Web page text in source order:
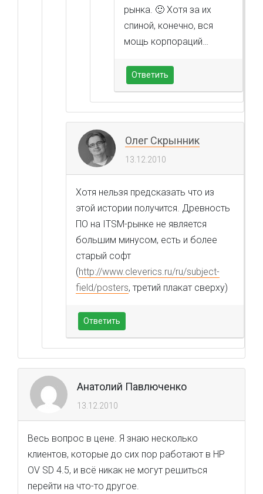
рынка. 🙂 Хотя за их
спиной, конечно, вся
мощь корпораций…
Ответить
Олег Скрынник
13.12.2010
Хотя нельзя предсказать что из
этой истории получится. Древность
ПО на ITSM-рынке не является
большим минусом, есть и более
старый софт
(http://www.cleverics.ru/ru/subject-
field/posters, третий плакат сверху)
Ответить
Анатолий Павлюченко
13.12.2010
Весь вопрос в цене. Я знаю несколько
клиентов, которые до сих пор работают в HP
OV SD 4.5, и всё никак не могут решиться
перейти на что-то другое.